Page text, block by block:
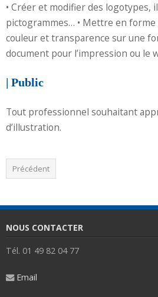
• Créer et modifier des logotypes,
pictogrammes… • Mettre en forme
couleur et transparence sur une
document pour l’impression ou le
| Public
Tout professionnel souhaitant
d’illustration.
Précédent
NOUS CONTACTER
Tél. 01 49 82 04 77
Email